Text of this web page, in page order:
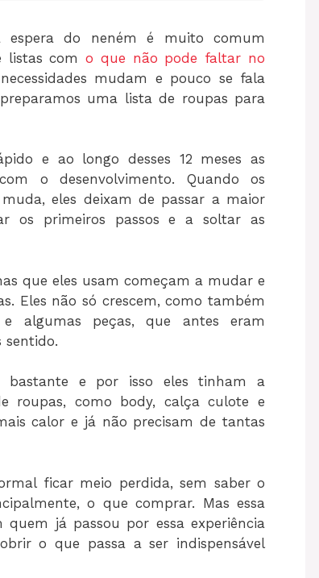
espera do neném é muito comum
listas com o que não pode faltar no
mudam e pouco se fala
uma lista de roupas para
e ao longo desses 12 meses as
o desenvolvimento. Quando os
eles deixam de passar a maior
os primeiros passos e a soltar as
que eles usam começam a mudar e
Eles não só crescem, como também
algumas peças, que antes eram
sentido.
bastante e por isso eles tinham a
roupas, como body, calça culote e
calor e já não precisam de tantas
ficar meio perdida, sem saber o
o que comprar. Mas essa
já passou por essa experiência
o que passa a ser indispensável